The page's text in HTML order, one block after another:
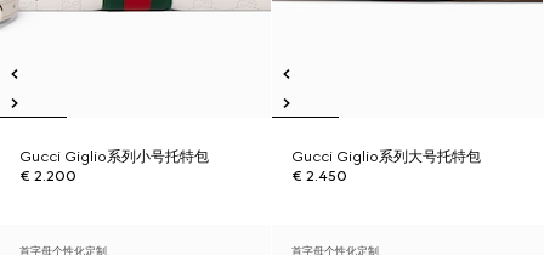
Gucci Giglio系列小号托特包
€ 2.200
Gucci Giglio系列大号托特包
€ 2.450
首字母个性化定制 首字母个性化定制